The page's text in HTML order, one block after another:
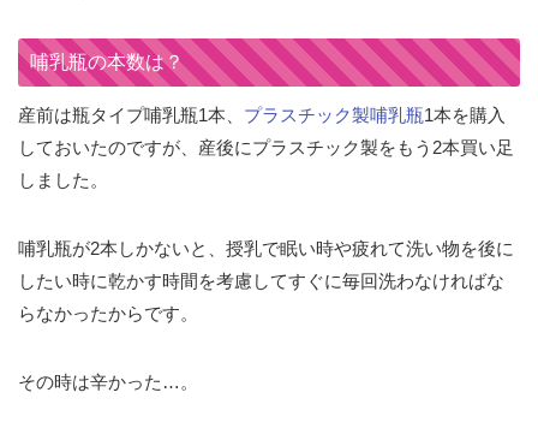
哺乳瓶の本数は？
産前は瓶タイプ哺乳瓶1本、 プラスチック製哺乳瓶1本を購入
しておいたのですが、産後にプラスチック製をもう2本買い足
しました。
哺乳瓶が2本しかないと、授乳で眠い時や疲れて洗い物を後に
したい時に乾かす時間を考慮してすぐに毎回洗わなければな
らなかったからです。
その時は辛かった…。